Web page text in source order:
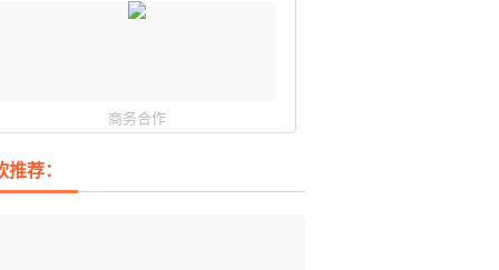
商务合作
荐：